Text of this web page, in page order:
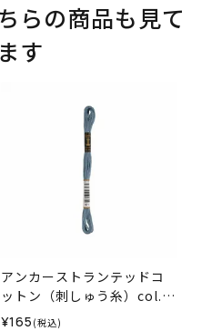
らの商品も見て
す
アンカーストランテッドコ
ットン（刺しゅう糸）col.0
921
¥165 (税込)